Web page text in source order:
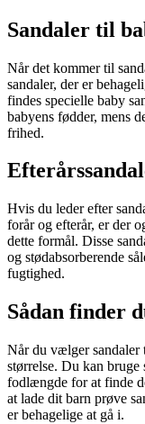
Sandaler til
Når det kommer til
sandaler, der er
findes specielle baby
babyens fødder, mens
frihed.
Hvis du leder efter
forår og efterår, er der
dette formål. Disse
og stødabsorberende
fugtighed.
Sådan finder
Når du vælger sandaler
størrelse. Du kan bruge
fodlængde for at finde
at lade dit barn prøve
er behagelige at gå i.